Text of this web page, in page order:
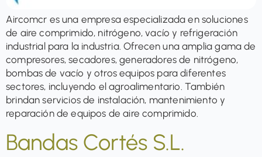
Aircomcr es una empresa especializada en soluciones
de aire comprimido, nitrógeno, vacío y refrigeración
industrial para la industria. Ofrecen una amplia gama de
compresores, secadores, generadores de nitrógeno,
bombas de vacío y otros equipos para diferentes
sectores, incluyendo el agroalimentario. También
brindan servicios de instalación, mantenimiento y
reparación de equipos de aire comprimido.
Bandas Cortés S.L.